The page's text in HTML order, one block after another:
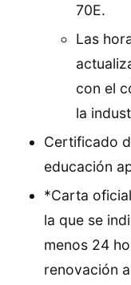
70E.
Las
con el
la
Certificado
educación
*Carta
la que se
menos 24
renovación